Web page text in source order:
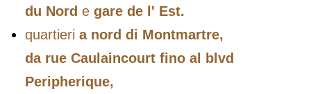
du Nord e gare de l' Est.
quartieri a nord di Montmartre,
da rue Caulaincourt fino al blvd
Peripherique,